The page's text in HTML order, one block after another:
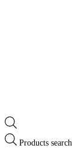
Products search